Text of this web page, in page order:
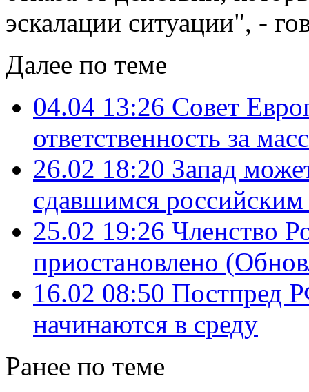
эскалации ситуации", -
Далее по теме
04.04 13:26 Совет
ответственность за
26.02 18:20 Запад
сдавшимся российским
25.02 19:26 Членство
приостановлено
16.02 08:50 Постпред
начинаются в среду
Ранее по теме